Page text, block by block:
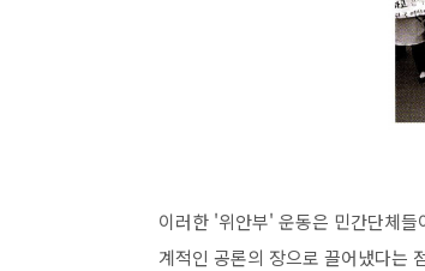
이러한 '위안부' 운동은 민간단체
계적인 공론의 장으로 끌어냈다는